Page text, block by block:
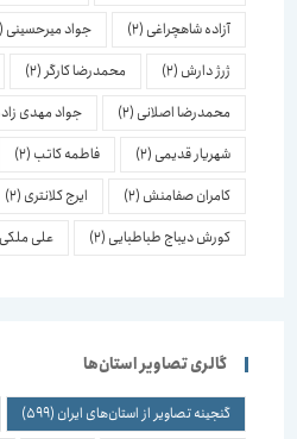
آزاده شاهچراغی(2) جواد میرحسینی(2)
ژرژ دارش(2) محمدرضا کارگر(2)
محمدرضا اصلانی(2) جواد مهدی زاده(2)
شهریار قدیمی(2) فاطمه کاتب(2)
کامران صفامنش(2) ایرج کلانتری(2)
کورش دیباج طباطبایی(2) علی ملکی(2)
گالری تصاویر استان‌ها
گنجینه تصاویر از استان‌های ایران(599)